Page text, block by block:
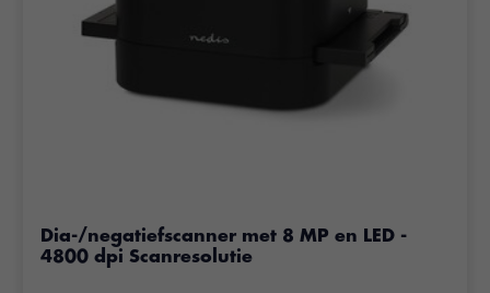
Dia-/negatiefscanner met 8 MP en LED -
4800 dpi Scanresolutie